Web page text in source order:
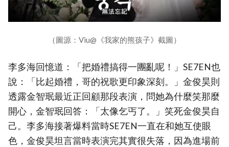
（圖源：Viu@《我家的熊孩子》截圖）
李多海回憶道：「把婚禮搞得一團亂呢！」SE7EN也
說：「比起婚禮，哥的祝歌更印象深刻。」金俊昊則
透露金智珉最近正回顧那段表演，問她為什麼笑那麼
開心，金智珉回答：「太像乞丐了。」笑死金俊昊自
己。李多海接著爆料當時SE7EN一直在和她互使眼
色，金俊昊坦言當時表演完其實很失落，因為進場前